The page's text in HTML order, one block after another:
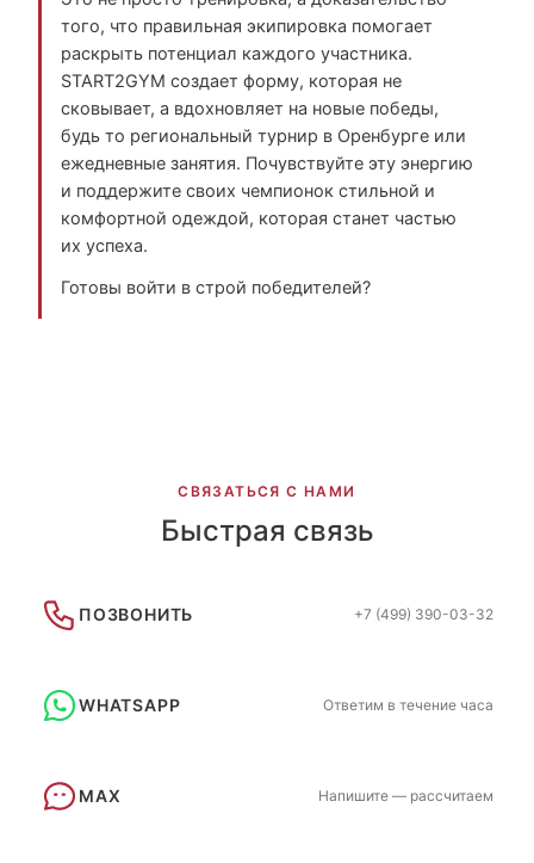
того, что правильная экипировка помогает
раскрыть потенциал каждого участника.
START2GYM создает форму, которая не
сковывает, а вдохновляет на новые победы,
будь то региональный турнир в Оренбурге или
ежедневные занятия. Почувствуйте эту энергию
и поддержите своих чемпионок стильной и
комфортной одеждой, которая станет частью
их успеха.
Готовы войти в строй победителей?
СВЯЗАТЬСЯ С НАМИ
Быстрая связь
ПОЗВОНИТЬ +7 (499) 390-03-32
WHATSAPP Ответим в течение часа
MAX Напишите — рассчитаем